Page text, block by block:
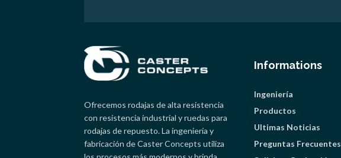
Ofrecemos rodajas de alta resistencia
con resistencia industrial y ruedas para
rodajas de repuesto. La ingeniería y
fabricación de Caster Concepts utiliza
Informations
Ingeniería
Productos
Ultimas Noticias
Preguntas Frecuentes